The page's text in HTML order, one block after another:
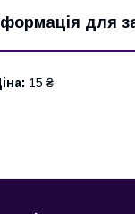
для
15 ₴